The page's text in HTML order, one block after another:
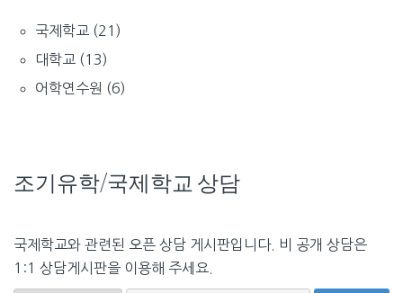
국제학교 (21)
대학교 (13)
어학연수원 (6)
조기유학/국제학교 상담
국제학교와 관련된 오픈 상담 게시판입니다. 비 공개 상담은
1:1 상담게시판을 이용해 주세요.